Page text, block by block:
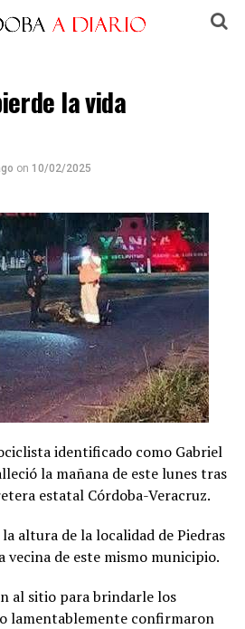
la vida
on 10/02/2025
identificado como Gabriel
la mañana de este lunes tras
estatal Córdoba-Veracruz.
altura de la localidad de Piedras
vecina de este mismo municipio.
al sitio para brindarle los
lamentablemente confirmaron